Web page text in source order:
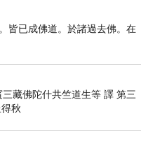
皆已成佛道。於諸過去佛。在
藏佛陀什共竺道生等 譯 第三
秋